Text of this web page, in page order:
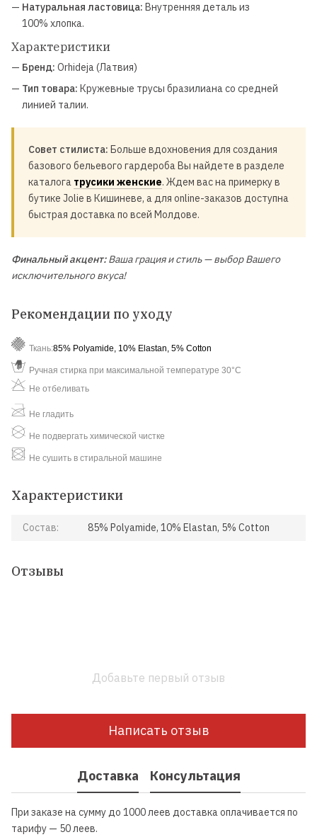
— Натуральная ластовица: Внутренняя деталь из
100% хлопка.
Характеристики
— Бренд: Orhideja (Латвия)
— Тип товара: Кружевные трусы бразилиана со средней
линией талии.
Совет стилиста: Больше вдохновения для создания
базового бельевого гардероба Вы найдете в разделе
каталога трусики женские. Ждем вас на примерку в
бутике Jolie в Кишиневе, а для online-заказов доступна
быстрая доставка по всей Молдове.
Финальный акцент:Ваша грация и стиль — выбор Вашего
исключительного вкуса!
Рекомендации по уходу
Ткань:85% Polyamide, 10% Elastan, 5% Cotton
Ручная стирка при максимальной температуре 30°C
Не отбеливать
Не гладить
Не подвергать химической чистке
Не сушить в стиральной машине
Характеристики
Состав: 85% Polyamide, 10% Elastan, 5% Cotton
Отзывы
Добавьте первый отзыв
Написать отзыв
Доставка Консультация
При заказе на сумму до 1000 леев доставка оплачивается по
тарифу — 50 леев.